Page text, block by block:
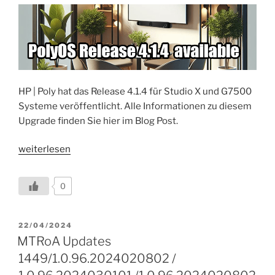
HP | Poly hat das Release 4.1.4 für Studio X und G7500
Systeme veröffentlicht. Alle Informationen zu diesem
Upgrade finden Sie hier im Blog Post.
„PolyOS
4.1.4
is
weiterlesen
0
VERÖFFENTLICHT
AM
22/04/2024
MTRoA Updates
1449/1.0.96.2024020802 /